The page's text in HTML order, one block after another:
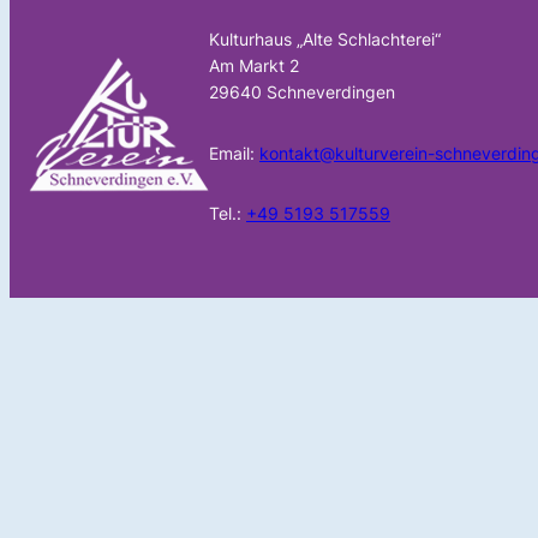
Kulturhaus „Alte Schlachterei“
Am Markt 2
29640 Schneverdingen
Email: kontakt@kulturverein-
Tel.: +49 5193 517559